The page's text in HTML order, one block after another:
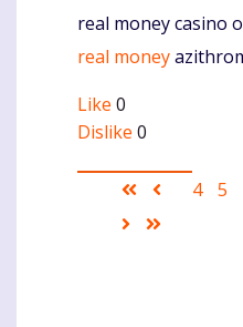
Komentaras
real money casino
real money
Like 0
Dislike 0
Pagination
First
page
4 5
Sekantis